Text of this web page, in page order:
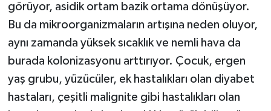
görüyor, asidik ortam bazik ortama dönüşüyor.
Bu da mikroorganizmaların artışına neden oluyor,
aynı zamanda yüksek sıcaklık ve nemli hava da
burada kolonizasyonu arttırıyor. Çocuk, ergen
yaş grubu, yüzücüler, ek hastalıkları olan diyabet
hastaları, çeşitli malignite gibi hastalıkları olan